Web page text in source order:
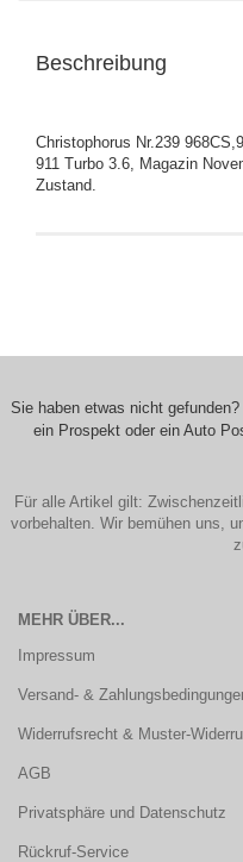
Beschreibung
Christophorus Nr.239
911 Turbo 3.6, Magazin
Zustand.
Sie haben etwas nicht
ein Prospekt oder ein Auto
Für alle Artikel gilt:
vorbehalten. Wir bemühen uns,
MEHR ÜBER...
Impressum
Versand- &
Widerrufsrecht & Muster-
AGB
Privatsphäre und Datenschutz
Rückruf-Service